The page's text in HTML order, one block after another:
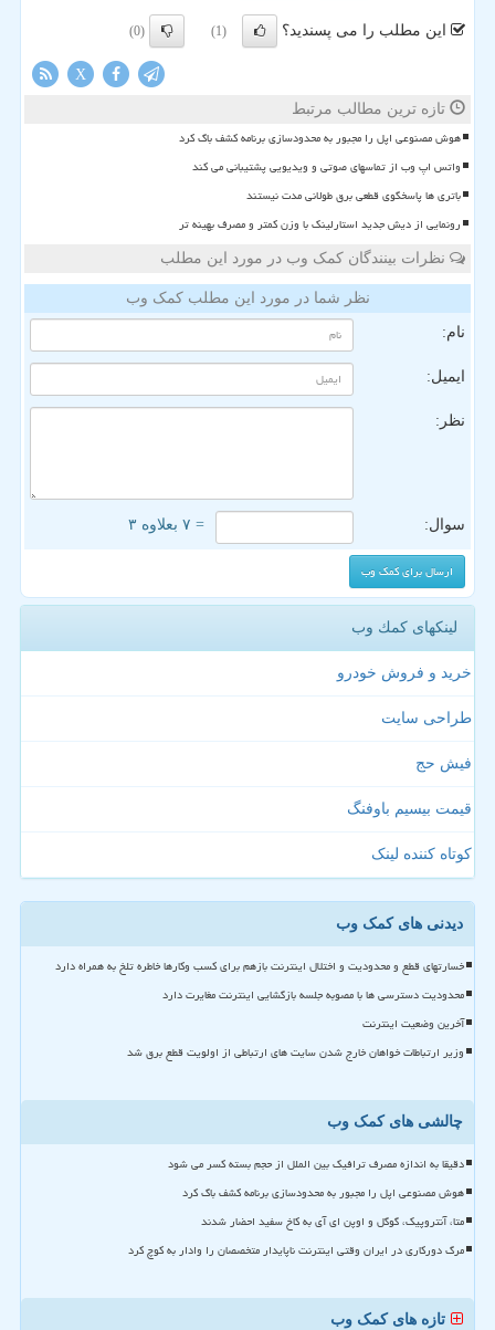
این مطلب را می پسندید؟ (1)
(0)
X
تازه ترین مطالب مرتبط
هوش مصنوعی اپل را مجبور به محدودسازی برنامه کشف باگ کرد
واتس اپ وب از تماسهای صوتی و ویدیویی پشتیبانی می کند
باتری ها پاسخگوی قطعی برق طولانی مدت نیستند
رونمایی از دیش جدید استارلینک با وزن کمتر و مصرف بهینه تر
نظرات بینندگان کمک وب در مورد این مطلب
نظر شما در مورد این مطلب کمک وب
نام:
ایمیل:
نظر:
سوال: = ۷ بعلاوه ۳
لینکهای كمك وب
خرید و فروش خودرو
طراحی سایت
فیش حج
قیمت بیسیم باوفنگ
کوتاه کننده لینک
دیدنی های کمک وب
خسارتهای قطع و محدودیت و اختلال اینترنت بازهم برای کسب وکارها خاطره تلخ به همراه دارد
محدودیت دسترسی ها با مصوبه جلسه بازگشایی اینترنت مغایرت دارد
آخرین وضعیت اینترنت
وزیر ارتباطات خواهان خارج شدن سایت های ارتباطی از اولویت قطع برق شد
چالشی های کمک وب
دقیقا به اندازه مصرف ترافیک بین الملل از حجم بسته کسر می شود
هوش مصنوعی اپل را مجبور به محدودسازی برنامه کشف باگ کرد
متا، آنتروپیک، گوگل و اوپن ای آی به کاخ سفید احضار شدند
مرگ دورکاری در ایران وقتی اینترنت ناپایدار متخصصان را وادار به کوچ کرد
تازه های کمک وب